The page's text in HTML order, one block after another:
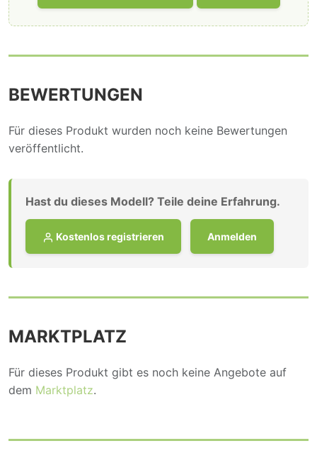
BEWERTUNGEN
Für dieses Produkt wurden noch keine Bewertungen
veröffentlicht.
Hast du dieses Modell? Teile deine Erfahrung.
Kostenlos registrieren Anmelden
MARKTPLATZ
Für dieses Produkt gibt es noch keine Angebote auf
dem Marktplatz.